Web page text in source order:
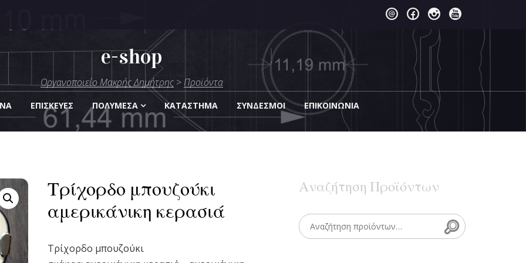
ΕΠΙΣΚΕΎΕΣ ΠΟΛΥΜΈΣΑ KΑΤΆΣΤΗΜΑ ΣΎΝΔΕΣΜΟΙ EΠΙΚΟΙΝΩΝΊΑ
e-shop
Οργανοποιείο Μακρής Δημήτρης>Προϊόντα
Τρίχορδο μπουζούκι
αμερικάνικη κερασιά
Τρίχορδο μπουζούκι
Αναζήτηση Προϊόντων
Search for: Search